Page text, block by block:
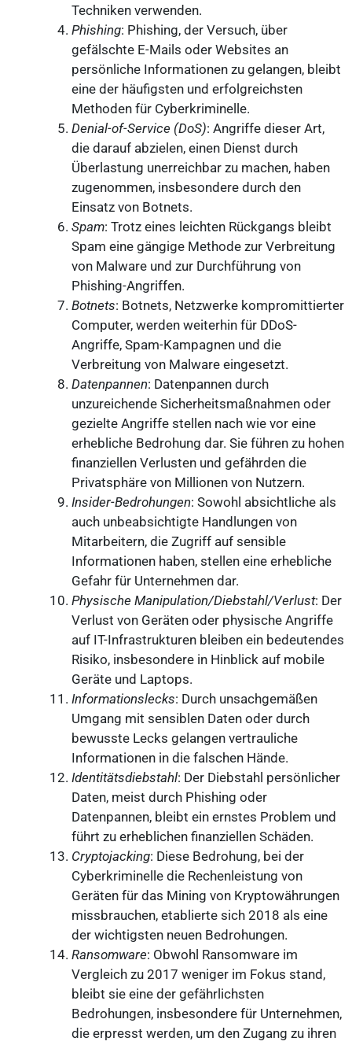
Techniken verwenden.
Phishing: Phishing, der Versuch, über
gefälschte E-Mails oder Websites an
persönliche Informationen zu gelangen, bleibt
eine der häufigsten und erfolgreichsten
Methoden für Cyberkriminelle.
Denial-of-Service (DoS): Angriffe dieser Art,
die darauf abzielen, einen Dienst durch
Überlastung unerreichbar zu machen, haben
zugenommen, insbesondere durch den
Einsatz von Botnets.
Spam: Trotz eines leichten Rückgangs bleibt
Spam eine gängige Methode zur Verbreitung
von Malware und zur Durchführung von
Phishing-Angriffen.
Botnets: Botnets, Netzwerke kompromittierter
Computer, werden weiterhin für DDoS-
Angriffe, Spam-Kampagnen und die
Verbreitung von Malware eingesetzt.
Datenpannen: Datenpannen durch
unzureichende Sicherheitsmaßnahmen oder
gezielte Angriffe stellen nach wie vor eine
erhebliche Bedrohung dar. Sie führen zu hohen
finanziellen Verlusten und gefährden die
Privatsphäre von Millionen von Nutzern.
Insider-Bedrohungen: Sowohl absichtliche als
auch unbeabsichtigte Handlungen von
Mitarbeitern, die Zugriff auf sensible
Informationen haben, stellen eine erhebliche
Gefahr für Unternehmen dar.
Physische Manipulation/Diebstahl/Verlust: Der
Verlust von Geräten oder physische Angriffe
auf IT-Infrastrukturen bleiben ein bedeutendes
Risiko, insbesondere in Hinblick auf mobile
Geräte und Laptops.
Informationslecks: Durch unsachgemäßen
Umgang mit sensiblen Daten oder durch
bewusste Lecks gelangen vertrauliche
Informationen in die falschen Hände.
Identitätsdiebstahl: Der Diebstahl persönlicher
Daten, meist durch Phishing oder
Datenpannen, bleibt ein ernstes Problem und
führt zu erheblichen finanziellen Schäden.
Cryptojacking: Diese Bedrohung, bei der
Cyberkriminelle die Rechenleistung von
Geräten für das Mining von Kryptowährungen
missbrauchen, etablierte sich 2018 als eine
der wichtigsten neuen Bedrohungen.
Ransomware: Obwohl Ransomware im
Vergleich zu 2017 weniger im Fokus stand,
bleibt sie eine der gefährlichsten
Bedrohungen, insbesondere für Unternehmen,
die erpresst werden, um den Zugang zu ihren